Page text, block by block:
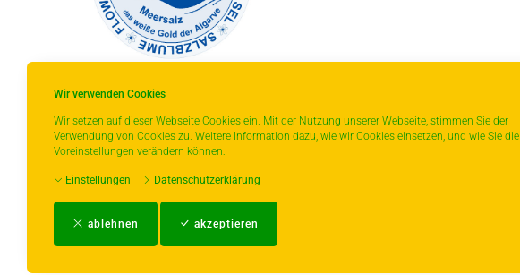
Wir verwenden Cookies
Wir setzen auf dieser Webseite Cookies ein. Mit der Nutzung unserer Webseite, stimmen Sie der
Verwendung von Cookies zu. Weitere Information dazu, wie wir Cookies einsetzen, und wie Sie die
Voreinstellungen verändern können:
Einstellungen Datenschutzerklärung
ablehnen akzeptieren
* gilt für Lieferungen innerhalb Deutschlands,
bitte der Schaltfläche mit den
Impressum-AGB